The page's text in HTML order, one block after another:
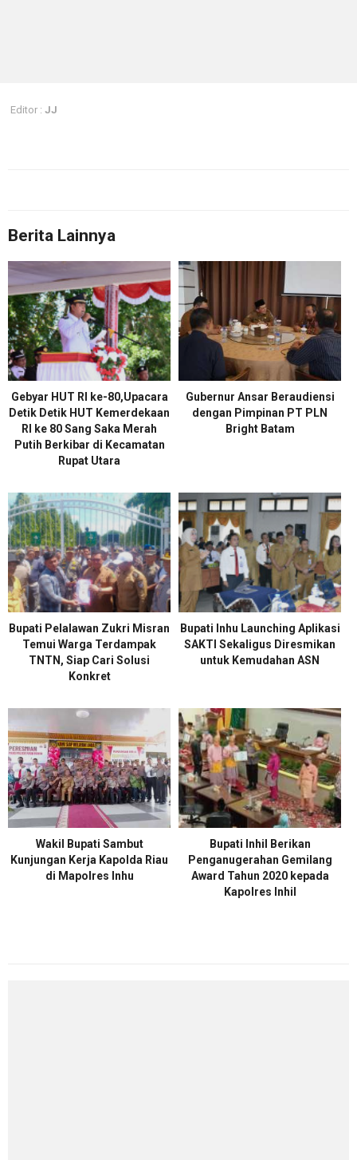
Editor : JJ
Berita Lainnya
Gebyar HUT RI ke-80,Upacara
Detik Detik HUT Kemerdekaan
RI ke 80 Sang Saka Merah
Putih Berkibar di Kecamatan
Rupat Utara
Gubernur Ansar Beraudiensi
dengan Pimpinan PT PLN
Bright Batam
Bupati Pelalawan Zukri Misran
Temui Warga Terdampak
TNTN, Siap Cari Solusi
Konkret
Bupati Inhu Launching Aplikasi
SAKTI Sekaligus Diresmikan
untuk Kemudahan ASN
Wakil Bupati Sambut
Kunjungan Kerja Kapolda Riau
di Mapolres Inhu
Bupati Inhil Berikan
Penganugerahan Gemilang
Award Tahun 2020 kepada
Kapolres Inhil